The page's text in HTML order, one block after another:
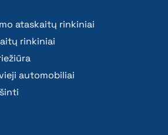
ataskaitų rinkiniai
rinkiniai
automobiliai